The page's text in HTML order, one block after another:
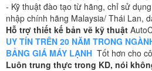
- Kỹ thuật đào tạo từ hãng, chỉ sử
nhập chính hãng Malaysia/ Thái Lan,
Hỗ trợ thiết kế bản vẽ kỹ thuật
UY TÍN TRÊN 20 NĂM TRONG
BẢNG GIÁ MÁY LẠNH Tốt hơn cho
Luôn trung thực trong KD, nói